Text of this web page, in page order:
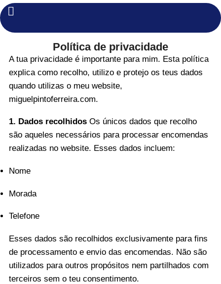
Política de privacidade
A tua privacidade é importante para mim. Esta política
explica como recolho, utilizo e protejo os teus dados
quando utilizas o meu website,
miguelpintoferreira.com.
1. Dados recolhidosOs únicos dados que recolho
são aqueles necessários para processar encomendas
realizadas no website. Esses dados incluem:
Nome
Morada
Telefone
Esses dados são recolhidos exclusivamente para fins
de processamento e envio das encomendas. Não são
utilizados para outros propósitos nem partilhados com
terceiros sem o teu consentimento.